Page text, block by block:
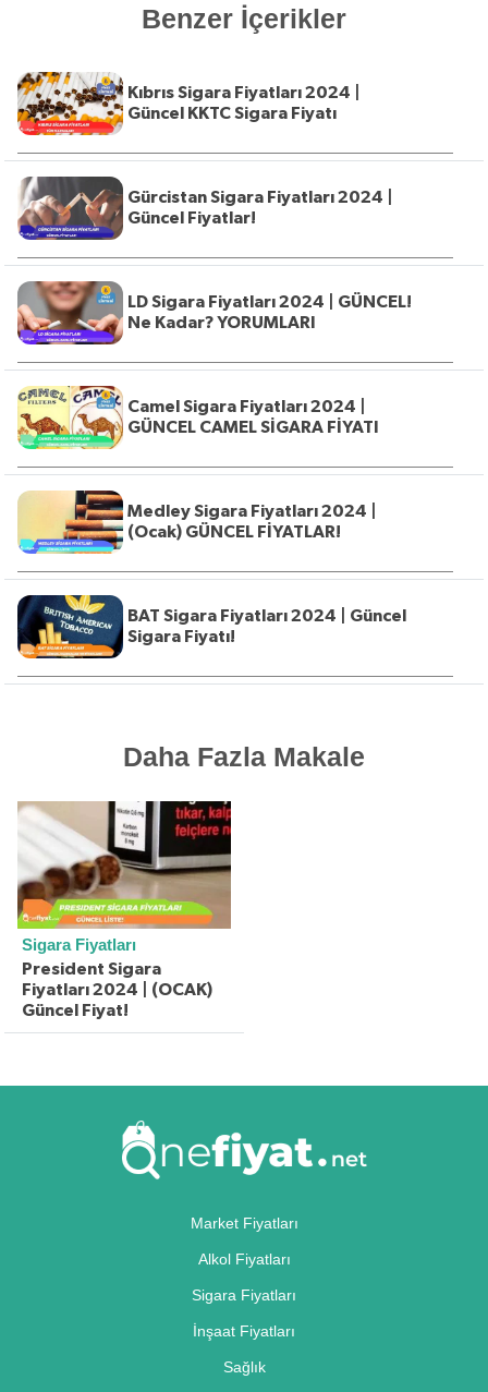
Benzer İçerikler
Kıbrıs Sigara Fiyatları 2024 |
Güncel KKTC Sigara Fiyatı
Gürcistan Sigara Fiyatları 2024 |
Güncel Fiyatlar!
LD Sigara Fiyatları 2024 | GÜNCEL!
Ne Kadar? YORUMLARI
Camel Sigara Fiyatları 2024 |
GÜNCEL CAMEL SİGARA FİYATI
Medley Sigara Fiyatları 2024 |
(Ocak) GÜNCEL FİYATLAR!
BAT Sigara Fiyatları 2024 | Güncel
Sigara Fiyatı!
Daha Fazla Makale
Sigara Fiyatları
President Sigara
Fiyatları 2024 | (OCAK)
Güncel Fiyat!
Market Fiyatları
Alkol Fiyatları
Sigara Fiyatları
İnşaat Fiyatları
Sağlık